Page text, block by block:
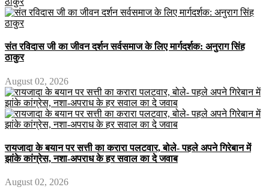
संत रविदास जी का जीवन दर्शन सर्वसमाज के लिए मार्गदर्शक: अनुराग सिंह
ठाकुर
August 02, 2026
रायजादा के बयान पर सत्ती का करारा पलटवार, बोले- पहले अपने गिरेबान में
झांके कांग्रेस, नशा-अपराध के हर सवाल का दे जवाब
August 02, 2026